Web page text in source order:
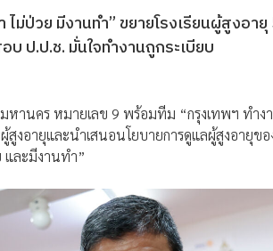
ไม่ป่วย มีงานทำ” ขยายโรงเรียนผู้สูงอ
ป.ป.ช. มั่นใจทำงานถูกระเบียบ
านคร หมายเลข 9 พร้อมทีม “กรุงเทพฯ ทำง
อายุและนำเสนอนโยบายการดูแลผู้สูงอายุขอ
และมีงานทำ”